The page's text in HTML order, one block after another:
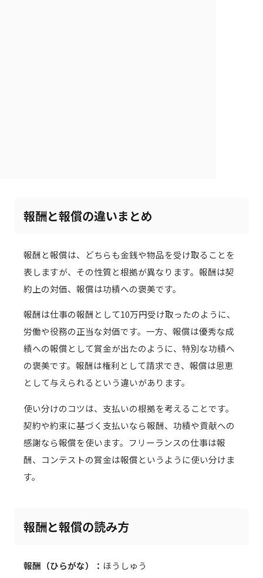
報酬と報償の違いまとめ
報酬と報償は、どちらも金銭や物品を受け取ることを
表しますが、その性質と根拠が異なります。報酬は契
約上の対価、報償は功績への褒美です。
報酬は仕事の報酬として10万円受け取ったのように、
労働や役務の正当な対価です。一方、報償は優秀な成
績への報償として賞金が出たのように、特別な功績へ
の褒美です。報酬は権利として請求でき、報償は恩恵
として与えられるという違いがあります。
使い分けのコツは、支払いの根拠を考えることです。
契約や約束に基づく支払いなら報酬、功績や貢献への
感謝なら報償を使います。フリーランスの仕事は報
酬、コンテストの賞金は報償というように使い分けま
す。
報酬と報償の読み方
報酬（ひらがな）： ほうしゅう